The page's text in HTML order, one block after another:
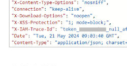
最
佳
实
践